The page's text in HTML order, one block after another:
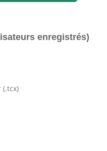
enregistrés)
(.tcx)